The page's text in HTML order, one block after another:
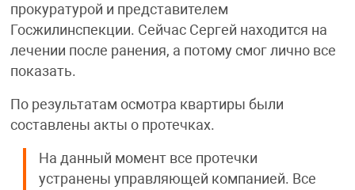
прокуратурой и представителем
Госжилинспекции. Сейчас Сергей находится на
лечении после ранения, а потому смог лично все
показать.
По результатам осмотра квартиры были
составлены акты о протечках.
На данный момент все протечки
устранены управляющей компанией. Все